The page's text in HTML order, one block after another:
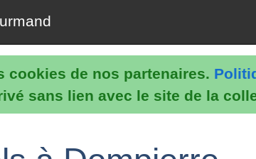
cookies de nos partenaires.
sans lien avec le site de la